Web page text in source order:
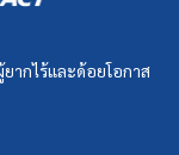
ากไร้และด้อยโอกาส